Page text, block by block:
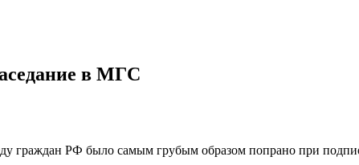
в МГС
граждан РФ было самым грубым образом попрано при